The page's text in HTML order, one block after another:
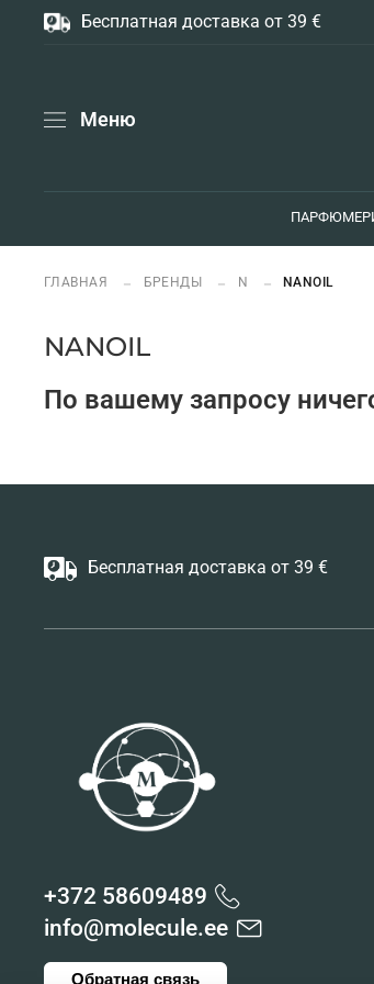
Бесплатная доставка от 39 €
Меню
ГЛАВНАЯ БРЕНДЫ N NANOIL
NANOIL
По вашему запросу
Бесплатная доставка от 39 €
+372 58609489
info@molecule.ee
Обратная связь